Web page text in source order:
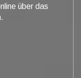
über das